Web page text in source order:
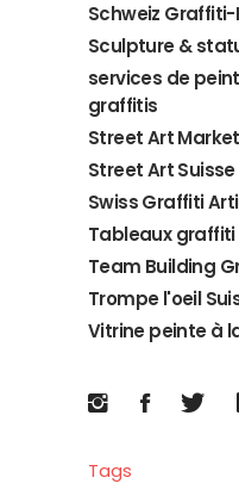
Schweiz
Sculpture &
services de
graffitis
Street Art
Street Art Suisse
Swiss Graffiti
Tableaux
Team Building
Trompe l'oeil
Vitrine peinte à
Tags